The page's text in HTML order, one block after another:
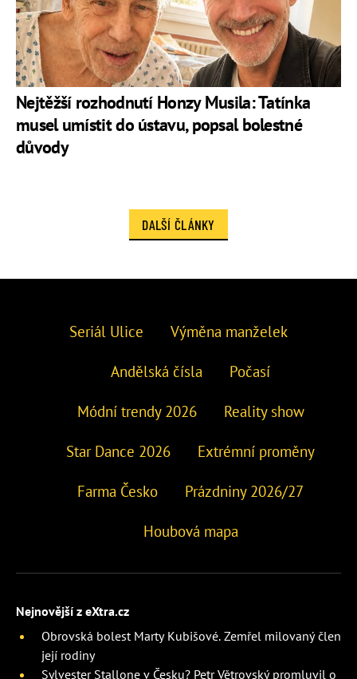
Nejtěžší rozhodnutí Honzy Musila: Tatínka
musel umístit do ústavu, popsal bolestné
důvody
DALŠÍ ČLÁNKY
Seriál Ulice Výměna manželek
Andělská čísla Počasí
Módní trendy 2026 Reality show
Star Dance 2026 Extrémní proměny
Farma Česko Prázdniny 2026/27
Houbová mapa
Nejnovější z eXtra.cz
Obrovská bolest Marty Kubišové. Zemřel milovaný člen
její rodiny
Sylvester Stallone v Česku? Petr Větrovský promluvil o